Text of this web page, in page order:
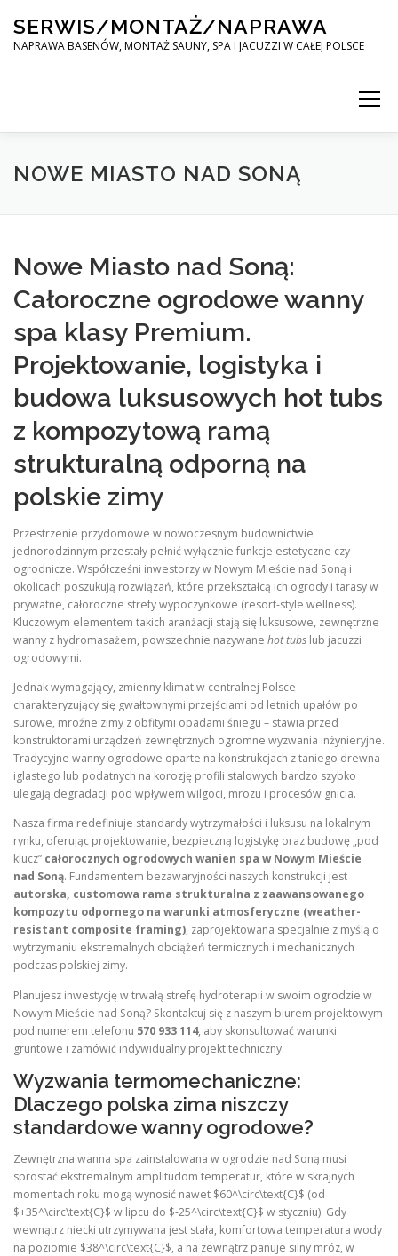
content
SERWIS/MONTAŻ/NAPRAWA
NAPRAWA BASENÓW, MONTAŻ SAUNY, SPA I JACUZZI W CAŁEJ POLSCE
Menu
SPA SERWIS
KONTAKT
NOWE MIASTO NAD SONĄ
Nowe Miasto nad Soną:
Całoroczne ogrodowe wanny
spa klasy Premium.
Projektowanie, logistyka i
budowa luksusowych hot tubs
z kompozytową ramą
strukturalną odporną na
polskie zimy
Przestrzenie przydomowe w nowoczesnym budownictwie
jednorodzinnym przestały pełnić wyłącznie funkcje estetyczne czy
ogrodnicze. Współcześni inwestorzy w Nowym Mieście nad Soną i
okolicach poszukują rozwiązań, które przekształcą ich ogrody i tarasy w
prywatne, całoroczne strefy wypoczynkowe (resort-style wellness).
Kluczowym elementem takich aranżacji stają się luksusowe, zewnętrzne
wanny z hydromasażem, powszechnie nazywane hot tubs lub jacuzzi
ogrodowymi.
Jednak wymagający, zmienny klimat w centralnej Polsce –
charakteryzujący się gwałtownymi przejściami od letnich upałów po
surowe, mroźne zimy z obfitymi opadami śniegu – stawia przed
konstruktorami urządzeń zewnętrznych ogromne wyzwania inżynieryjne.
Tradycyjne wanny ogrodowe oparte na konstrukcjach z taniego drewna
iglastego lub podatnych na korozję profili stalowych bardzo szybko
ulegają degradacji pod wpływem wilgoci, mrozu i procesów gnicia.
Nasza firma redefiniuje standardy wytrzymałości i luksusu na lokalnym
rynku, oferując projektowanie, bezpieczną logistykę oraz budowę „pod
klucz” całorocznych ogrodowych wanien spa w Nowym Mieście
nad Soną. Fundamentem bezawaryjności naszych konstrukcji jest
autorska, customowa rama strukturalna z zaawansowanego
kompozytu odpornego na warunki atmosferyczne (weather-
resistant composite framing), zaprojektowana specjalnie z myślą o
wytrzymaniu ekstremalnych obciążeń termicznych i mechanicznych
podczas polskiej zimy.
Planujesz inwestycję w trwałą strefę hydroterapii w swoim ogrodzie w
Nowym Mieście nad Soną? Skontaktuj się z naszym biurem projektowym
pod numerem telefonu 570 933 114, aby skonsultować warunki
gruntowe i zamówić indywidualny projekt techniczny.
Wyzwania termomechaniczne:
Dlaczego polska zima niszczy
standardowe wanny ogrodowe?
Zewnętrzna wanna spa zainstalowana w ogrodzie nad Soną musi
sprostać ekstremalnym amplitudom temperatur, które w skrajnych
momentach roku mogą wynosić nawet $60^\circ\text{C}$ (od
$+35^\circ\text{C}$ w lipcu do $-25^\circ\text{C}$ w styczniu). Gdy
wewnątrz niecki utrzymywana jest stała, komfortowa temperatura wody
na poziomie $38^\circ\text{C}$, a na zewnątrz panuje silny mróz, w